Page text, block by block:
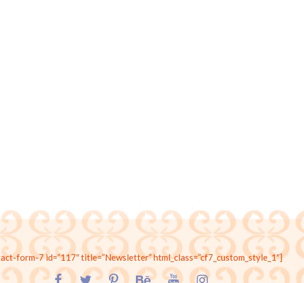
form-7 id=”117″ title=”Newsletter” html_class=”cf7_custom_style_1″]